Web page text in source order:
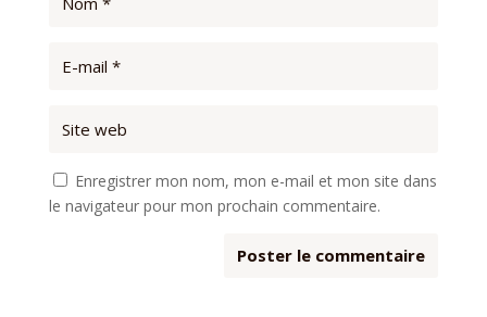
Enregistrer mon nom, mon e-mail et mon site dans
le navigateur pour mon prochain commentaire.